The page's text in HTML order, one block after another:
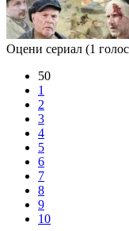
Оцени сериал (1
50
1
2
3
4
5
6
7
8
9
10